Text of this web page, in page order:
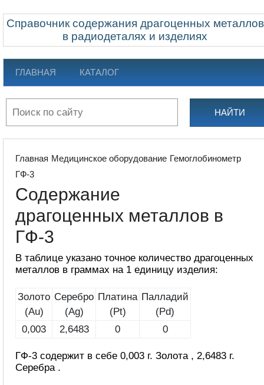
Справочник содержания драгоценных металлов
в радиодеталях и изделиях
ГЛАВНАЯ КАТАЛОГ
НАЙТИ
Главная Медицинское оборудование Гемоглобинометр
ГФ-3
Содержание
драгоценных металлов в
ГФ-3
В таблице указано точное количество драгоценных
металлов в граммах на 1 единицу изделия:
Золото
(Au)
Серебро
(Ag)
Платина
(Pt)
Палладий
(Pd)
0,003
2,6483 0 0
ГФ-3 содержит в себе 0,003 г. Золота , 2,6483 г.
Серебра .